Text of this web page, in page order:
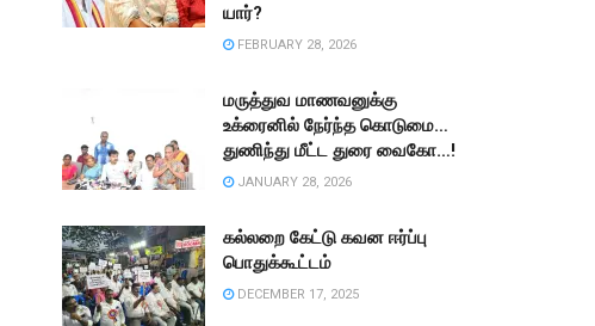
யார்?
FEBRUARY 28, 2026
மருத்துவ மாணவனுக்கு
உக்ரைனில் நேர்ந்த கொடுமை…
துணிந்து மீட்ட துரை வைகோ…!
JANUARY 28, 2026
கல்லறை கேட்டு கவன ஈர்ப்பு
பொதுக்கூட்டம்
DECEMBER 17, 2025